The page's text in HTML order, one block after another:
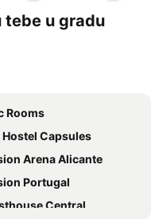
kućni
ljubimci
tebe u gradu
Rooms
Capsules
Arena Alicante
Portugal
Central